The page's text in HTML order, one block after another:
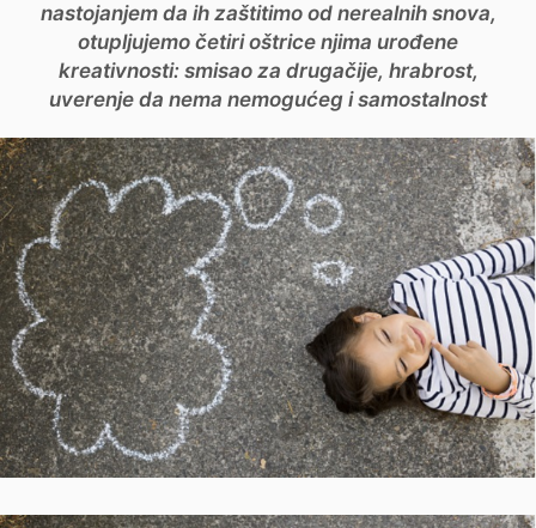
nastojanjem da ih zaštitimo od nerealnih snova,
otupljujemo četiri oštrice njima urođene
kreativnosti: smisao za drugačije, hrabrost,
uverenje da nema nemogućeg i samostalnost